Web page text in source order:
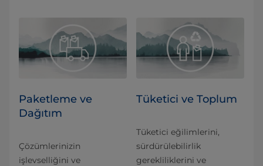
Paketleme ve
Dağıtım
Çözümlerinizin
işlevselliğini ve
Tüketici ve Toplum
Tüketici eğilimlerini,
sürdürülebilirlik
gerekliliklerini ve